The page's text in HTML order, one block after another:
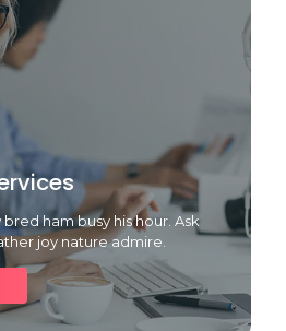
ham busy his hour. Ask
joy nature admire.